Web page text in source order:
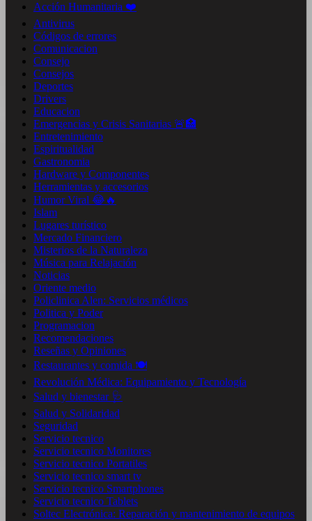
Acción Humanitaria ❤️
Antivirus
Códigos de errores
Comunicacion
Consejo
Consejos
Deportes
Drivers
Educacion
Emergencias y Crisis Sanitarias 🚨🏥
Entretenimiento
Espiritualidad
Gastronomia
Hardware y Componentes
Herramientas y accesorios
Humor Viral 😂🔥
Islam
Lugares turístico
Mercado Financiero
Misterios de la Naturaleza
Música para Relajación
Noticias
Oriente medio
Policlinica Alen: Servicios médicos
Politica y Poder
Programacion
Recomendaciones
Reseñas y Opiniones
Restaurantes y comida 🍽️
Revolución Médica: Equipamiento y Tecnología
Salud y bienestar 🩺
Salud y Solidaridad
Seguridad
Servicio tecnico
Servicio tecnico Monitores
Servicio tecnico Portatiles
Servicio tecnico smart tv
Servicio tecnico Smartphones
Servicio tecnico Tablets
Soltec Electrónica: Reparación y mantenimiento de equipos